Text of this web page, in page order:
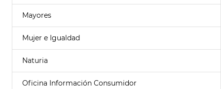
Mayores
Mujer e Igualdad
Naturia
Oficina Información Consumidor